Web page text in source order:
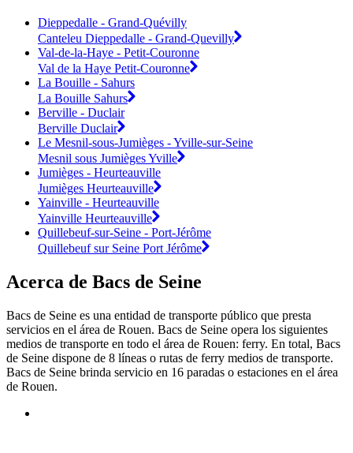
Dieppedalle - Grand-Quévilly
Canteleu Dieppedalle - Grand-Quevilly
Val-de-la-Haye - Petit-Couronne
Val de la Haye Petit-Couronne
La Bouille - Sahurs
La Bouille Sahurs
Berville - Duclair
Berville Duclair
Le Mesnil-sous-Jumièges - Yville-sur-Seine
Mesnil sous Jumièges Yville
Jumièges - Heurteauville
Jumièges Heurteauville
Yainville - Heurteauville
Yainville Heurteauville
Quillebeuf-sur-Seine - Port-Jérôme
Quillebeuf sur Seine Port Jérôme
Acerca de Bacs de Seine
Bacs de Seine es una entidad de transporte público que presta
servicios en el área de Rouen. Bacs de Seine opera los siguientes
medios de transporte en todo el área de Rouen: ferry. En total, Bacs
de Seine dispone de 8 líneas o rutas de ferry medios de transporte.
Bacs de Seine brinda servicio en 16 paradas o estaciones en el área
de Rouen.